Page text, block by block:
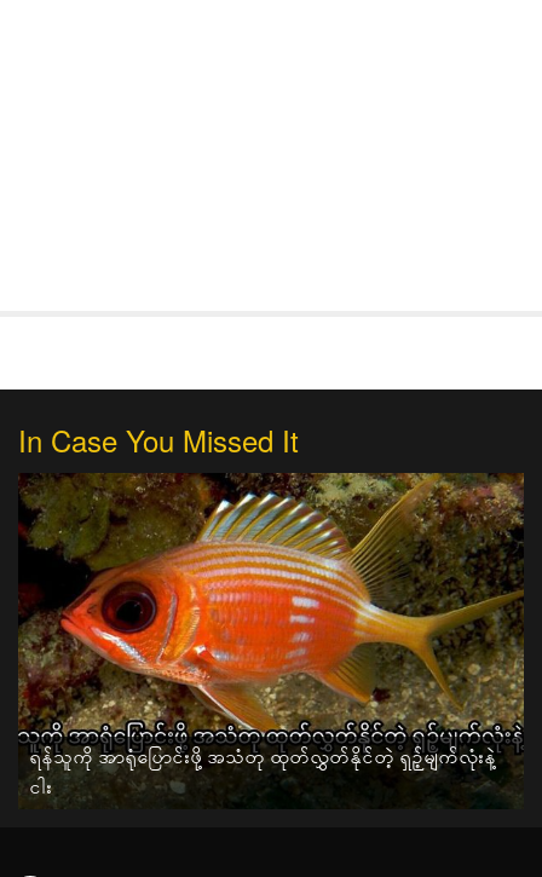
In Case You Missed It
ရန်သူကို အာရုံပြောင်းဖို့ အသံတု ထုတ်လွှတ်နိုင်တဲ့ ရှဉ့်မျက်လုံးနဲ့
ငါး